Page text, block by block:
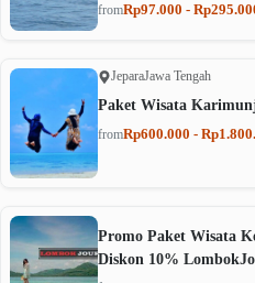
fromRp97.000 -
JeparaJawa Tengah
Paket Wisata
fromRp600.000 -
Promo Paket Wisata
Diskon 10%